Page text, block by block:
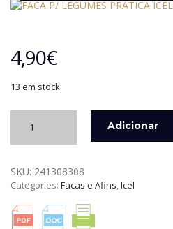
4,90€
13 em stock
FACA
LEGUMES
PRATICA
Adicionar
SKU: 241308308
Categories: Facas e Afins,Icel